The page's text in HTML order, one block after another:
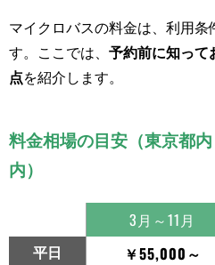
マイクロバスの料金は、利用条
す。ここでは、 予約前に知って
点を紹介します。
料金相場の目安（東京都
内）
3月～11月
平日 ￥55,000～